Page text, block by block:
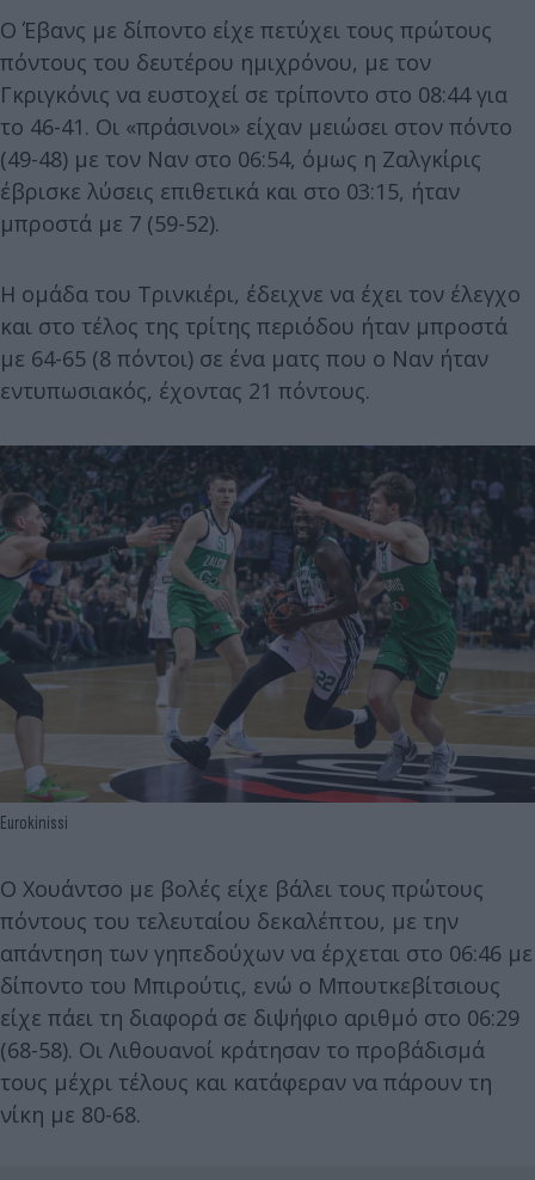
Ο Έβανς με δίποντο είχε πετύχει τους πρώτους
πόντους του δευτέρου ημιχρόνου, με τον
Γκριγκόνις να ευστοχεί σε τρίποντο στο 08:44 για
το 46-41. Οι «πράσινοι» είχαν μειώσει στον πόντο
(49-48) με τον Ναν στο 06:54, όμως η Ζαλγκίρις
έβρισκε λύσεις επιθετικά και στο 03:15, ήταν
μπροστά με 7 (59-52).
Η ομάδα του Τρινκιέρι, έδειχνε να έχει τον έλεγχο
και στο τέλος της τρίτης περιόδου ήταν μπροστά
με 64-65 (8 πόντοι) σε ένα ματς που ο Ναν ήταν
εντυπωσιακός, έχοντας 21 πόντους.
Eurokinissi
Ο Χουάντσο με βολές είχε βάλει τους πρώτους
πόντους του τελευταίου δεκαλέπτου, με την
απάντηση των γηπεδούχων να έρχεται στο 06:46 με
δίποντο του Μπιρούτις, ενώ ο Μπουτκεβίτσιους
είχε πάει τη διαφορά σε διψήφιο αριθμό στο 06:29
(68-58). Οι Λιθουανοί κράτησαν το προβάδισμά
τους μέχρι τέλους και κατάφεραν να πάρουν τη
νίκη με 80-68.